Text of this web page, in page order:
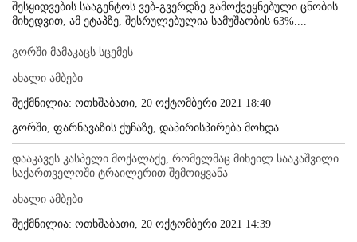
შესყიდვების სააგენტოს ვებ-გვერდზე გამოქვეყნებული ცნობის
მიხედვით, ამ ეტაპზე, შესრულებულია სამუშაობის 63%....
გორში მამაკაცს სცემეს
ახალი ამბები
შექმნილია: ოთხშაბათი, 20 ოქტომბერი 2021 18:40
გორში, ფარნავაზის ქუჩაზე, დაპირისპირება მოხდა...
დააკავეს კასპელი მოქალაქე, რომელმაც მიხეილ სააკაშვილი
საქართველოში ტრაილერით შემოიყვანა
ახალი ამბები
შექმნილია: ოთხშაბათი, 20 ოქტომბერი 2021 14:39